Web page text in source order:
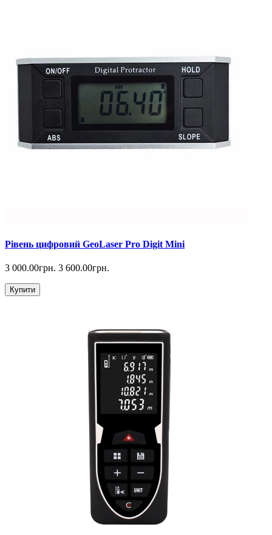
Рівень цифровий GeoLaser Pro Digit Mini
3 000.00грн. 3 600.00грн.
Купити